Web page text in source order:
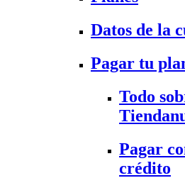
Datos de la
Pagar tu
Todo
Pagar
crédito